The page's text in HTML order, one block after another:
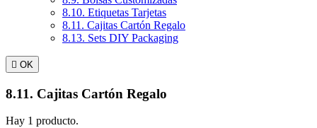
8.10. Etiquetas Tarjetas
8.11. Cajitas Cartón Regalo
8.13. Sets DIY Packaging
 OK
8.11. Cajitas Cartón Regalo
Hay 1 producto.